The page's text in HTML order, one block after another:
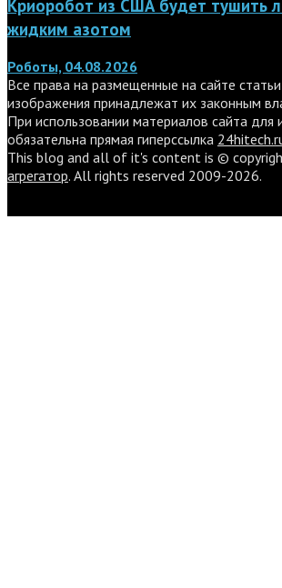
Криоробот из США будет тушить
жидким азотом
Роботы, 04.08.2026
Все права на размещенные на сайте
изображения принадлежат их законным
При использовании материалов сайта для
обязательна прямая гиперссылка
This blog and all of it's content is ©
агрегатор. All rights reserved 2009-2026.